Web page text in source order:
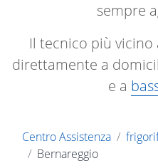
sempre
Il tecnico più
direttamente a
e a
Centro Assistenza
Bernareggio